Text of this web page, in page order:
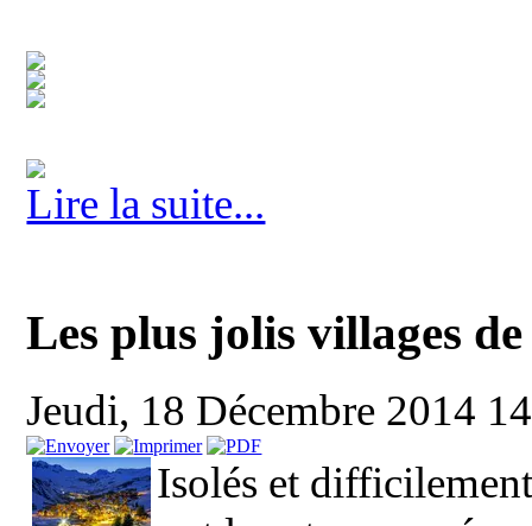
Lire la suite...
Les plus jolis villages
Jeudi, 18 Décembre 2014
Isolés et